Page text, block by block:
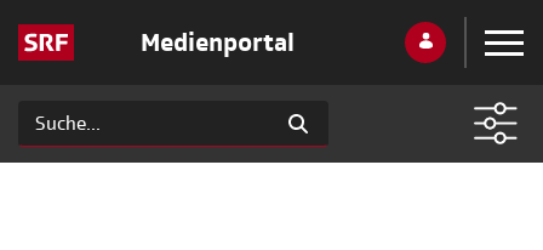
Medienportal